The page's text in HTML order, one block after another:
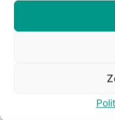
co umożliwia
Produkt typu
CCTAi